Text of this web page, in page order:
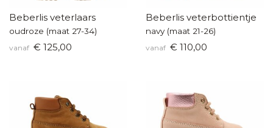
Beberlis veterlaars
oudroze (maat 27-34)
vanaf € 125,00
Beberlis veterbottientje
navy (maat 21-26)
vanaf € 110,00